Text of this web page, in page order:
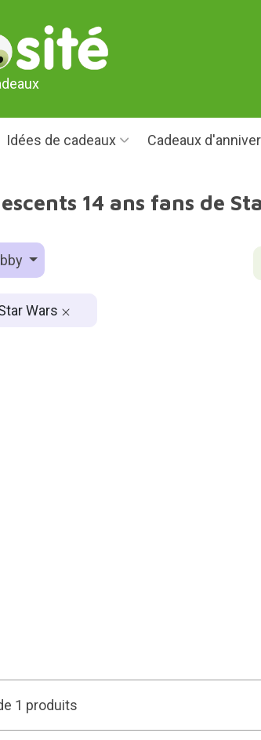
Idées de cadeaux Cadeaux
14 ans fans de
Wars
1 produits